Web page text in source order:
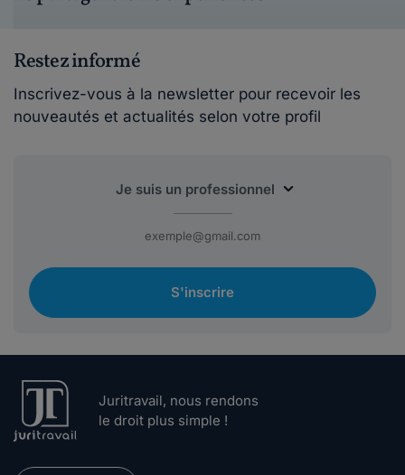
Restez informé
Inscrivez-vous à la newsletter pour recevoir les
nouveautés et actualités selon votre profil
S'inscrire
Juritravail, nous rendons
le droit plus simple !